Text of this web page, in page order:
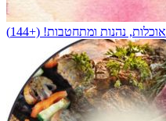
אוכלות, נהנות ומתחטבות! (+144)